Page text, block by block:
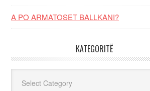
A PO ARMATOSET BALLKANI?
KATEGORITË